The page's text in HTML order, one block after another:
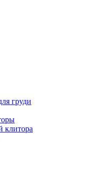
груди
клитора